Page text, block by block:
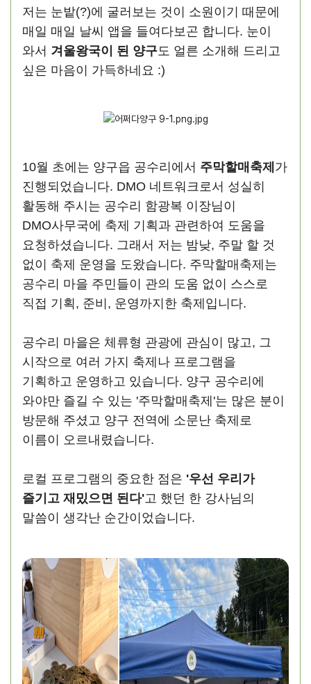
저는 눈밭(?)에 굴러보는 것이 소원이기 때문에
매일 매일 날씨 앱을 들여다보곤 합니다. 눈이
와서 겨울왕국이 된 양구도 얼른 소개해 드리고
싶은 마음이 가득하네요 :)
10월 초에는 양구읍 공수리에서 주막할매축제 가
진행되었습니다. DMO 네트워크로서 성실히
활동해 주시는 공수리 함광복 이장님이
DMO사무국에 축제 기획과 관련하여 도움을
요청하셨습니다. 그래서 저는 밤낮, 주말 할 것
없이 축제 운영을 도왔습니다. 주막할매축제는
공수리 마을 주민들이 관의 도움 없이 스스로
직접 기획, 준비, 운영까지한 축제입니다.
공수리 마을은 체류형 관광에 관심이 많고, 그
시작으로 여러 가지 축제나 프로그램을
기획하고 운영하고 있습니다. 양구 공수리에
와야만 즐길 수 있는 '주막할매축제'는 많은 분이
방문해 주셨고 양구 전역에 소문난 축제로
이름이 오르내렸습니다.
로컬 프로그램의 중요한 점은 '우선 우리가
즐기고 재밌으면 된다'고 했던 한 강사님의
말씀이 생각난 순간이었습니다.